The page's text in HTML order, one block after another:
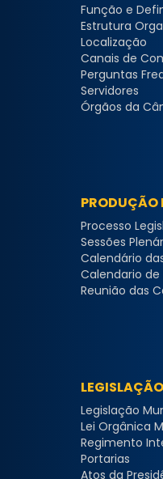
Função e
Estrutura
Localização
Canais de
Perguntas
Servidores
Órgãos da
PRODUÇÃO
Processo
Sessões
Calendário
Calendario de
Reunião das
LEGISLAÇÃO
Legislação
Lei Orgânica
Regimento
Portarias
Atos da